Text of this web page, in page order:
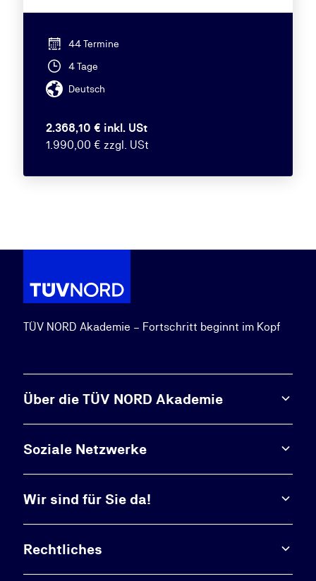
44 Termine
4 Tage
Deutsch
2.368,10 € inkl. USt
1.990,00 € zzgl. USt
TÜV NORD Akademie – Fortschritt beginnt im Kopf
Über die TÜV NORD Akademie
Soziale Netzwerke
Wir sind für Sie da!
Rechtliches